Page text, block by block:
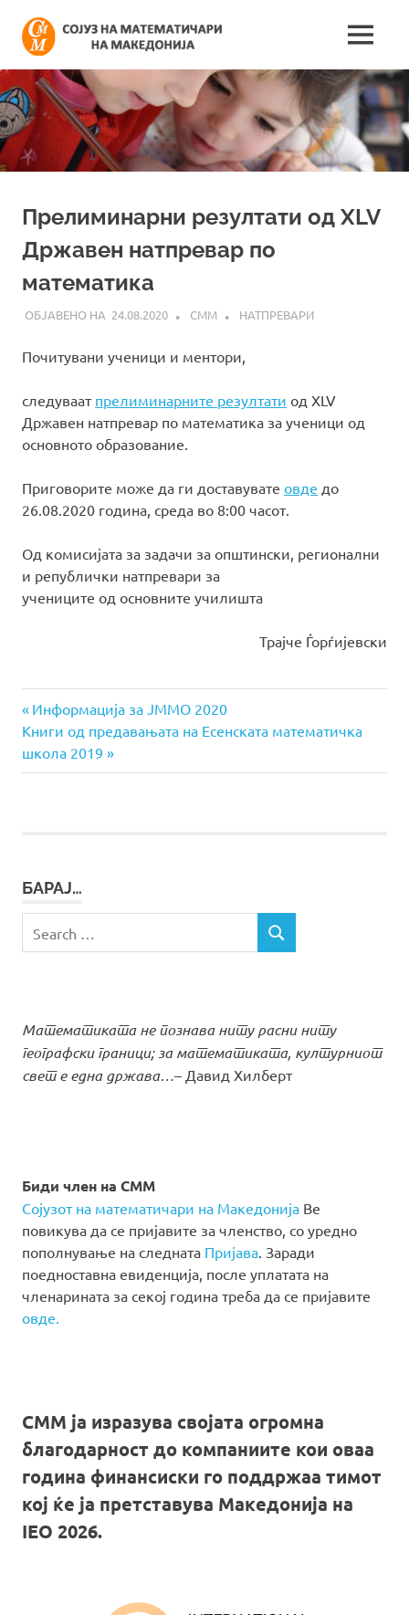
content
на
на
Македонија
информации
поврзани
со
работата
на
MENU
Прелиминарни резултати од XLV
Државен натпревар по
математика
24.08.2020 СММ НАТПРЕВАРИ
Почитувани ученици и ментори,
следуваат прелиминарните резултати од XLV
Државен натпревар по математика за ученици од
основното образование.
Приговорите може да ги доставувате овде до
26.08.2020 година, среда во 8:00 часот.
Од комисијата за задачи за општински, регионални
и републички натпревари за
учениците од основните училишта
Трајче Ѓорѓијевски
Навигација
на
Previous
Post:
Информација за ЈММО 2020
Next
Post:
Книги од предавањата на Есенската математичка
школа 2019
БАРАЈ…
for:
SEARCH
Математиката не познава ниту расни ниту
географски граници; за математиката, културниот
свет е една држава…– Давид Хилберт
Биди член на СММ
Сојузот на математичари на Македонија Ве
повикува да се пријавите за членство, со уредно
пополнување на следната Пријава . Заради
поедноставна евиденција, после уплатата на
членарината за секој година треба да се пријавите
овде.
СММ ја изразува својата огромна
благодарност до компаниите кои оваа
година финансиски го поддржаа тимот
кој ќе ја претставува Македонија на
IEO 2026.